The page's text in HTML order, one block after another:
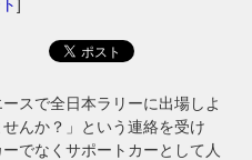
]
スで全日本ラリーに出場しよ
んか？」という連絡を受け
でなくサポートカーとして人